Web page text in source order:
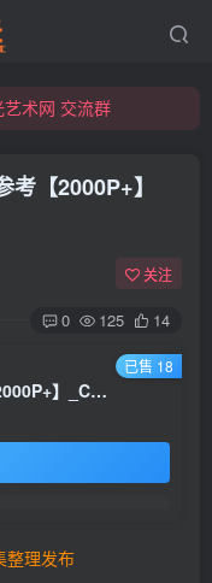
术网 交流群
艺术网 交流群
【2000P+】
关注
0 125 14
[3d设计] 游戏3D场景设计氛围参考【2000P+】_CGART
已售 18
整理发布找回密码